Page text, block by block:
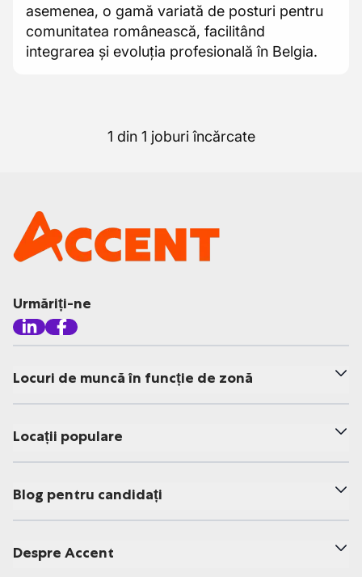
asemenea, o gamă variată de posturi pentru
comunitatea românească, facilitând
integrarea și evoluția profesională în Belgia.
1 din 1 joburi încărcate
Urmăriți-ne
Locuri de muncă în funcție de zonă
Locații populare
Blog pentru candidați
Despre Accent